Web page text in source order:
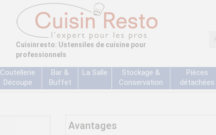
Cuisinresto: Ustensiles de cuisine pour
professionnels
Coutellerie
Découpe
Bar &
Buffet
La Salle
Stockage &
Conservation
Pièces
détachées
Avantages